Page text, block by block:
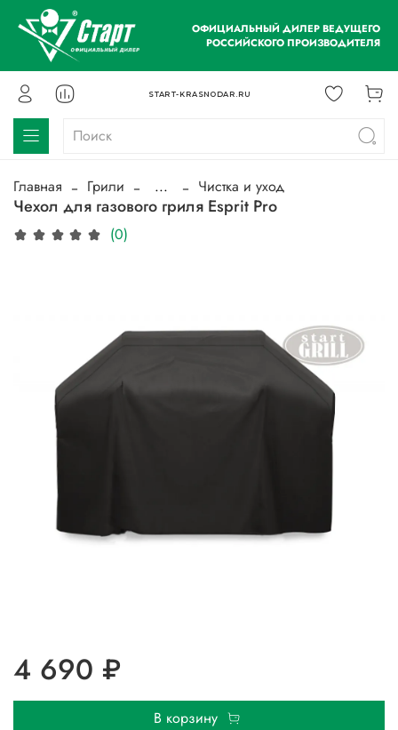
ОФИЦИАЛЬНЫЙ ДИЛЕР ВЕДУЩЕГО
РОССИЙСКОГО ПРОИЗВОДИТЕЛЯ
START-KRASNODAR.RU
Главная Грили ... Чистка и уход
Чехол для газового гриля Esprit Pro
(0)
4 690 ₽
В корзину